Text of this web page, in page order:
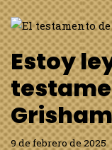
Estoy
Grisham
9 de febrero de 2025